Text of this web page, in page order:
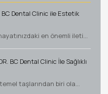
BC Dental Clinic ile Estetik
en önemli ileti...
BC Dental Clinic İle Sağlıklı
temel taşlarından biri ola...